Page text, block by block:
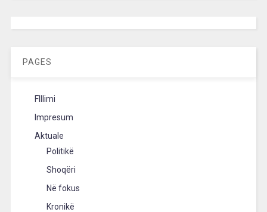
PAGES
FIllimi
Impresum
Aktuale
Politikë
Shoqëri
Në fokus
Kronikë